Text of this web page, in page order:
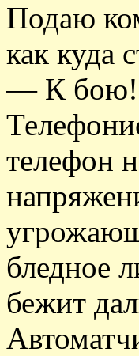
Подаю
как куда
— К бою!
телефон
бледное
бежит